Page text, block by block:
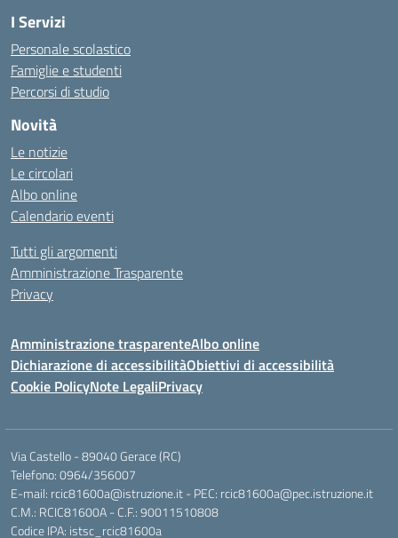
I Servizi
Personale scolastico
Famiglie e studenti
Percorsi di studio
Novità
Le notizie
Le circolari
Albo online
Calendario eventi
Tutti gli argomenti
Amministrazione Trasparente
Privacy
Amministrazione trasparenteAlbo online
Dichiarazione di accessibilitàObiettivi di accessibilità
Cookie PolicyNote LegaliPrivacy
Via Castello - 89040 Gerace (RC)
Telefono: 0964/356007
E-mail: rcic81600a@istruzione.it - PEC: rcic81600a@pec.istruzione.it
C.M.: RCIC81600A - C.F.: 90011510808
Codice IPA: istsc_rcic81600a